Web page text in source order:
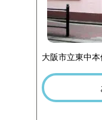
大阪市立東中